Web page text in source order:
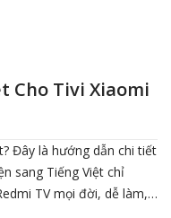
Cho Tivi Xiaomi
Đây là hướng dẫn chi tiết
sang Tiếng Việt chỉ
TV mọi đời, dễ làm,